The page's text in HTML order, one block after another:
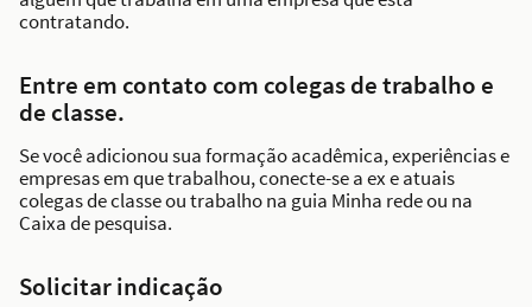
contratando.
Entre em contato com colegas de trabalho e
de classe.
Se você adicionou sua formação acadêmica, experiências e
empresas em que trabalhou, conecte-se a ex e atuais
colegas de classe ou trabalho na guia Minha rede ou na
Caixa de pesquisa.
Solicitar indicação